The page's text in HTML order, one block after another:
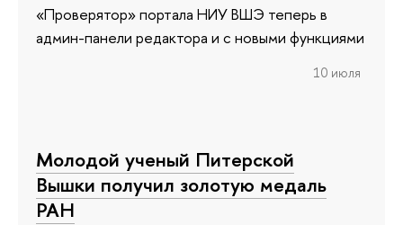
«Проверятор» портала НИУ ВШЭ теперь в
админ-панели редактора и с новыми функциями
10 июля
Молодой ученый Питерской
Вышки получил золотую медаль
РАН